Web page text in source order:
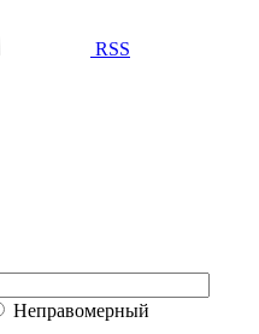
RSS
Неправомерный